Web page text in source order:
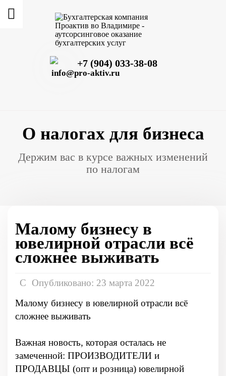
+7 (904) 033-38-08
info@pro-aktiv.ru
О налогах для бизнеса
Держим вас в курсе важных изменений
по налогам
Малому бизнесу в
ювелирной отрасли всё
сложнее выживать
Опубликовано: 23 марта 2022
Малому бизнесу в ювелирной отрасли всё
сложнее выживать
Важная новость, которая осталась не
замеченной: ПРОИЗВОДИТЕЛИ и
ПРОДАВЦЫ (опт и розница) ювелирной